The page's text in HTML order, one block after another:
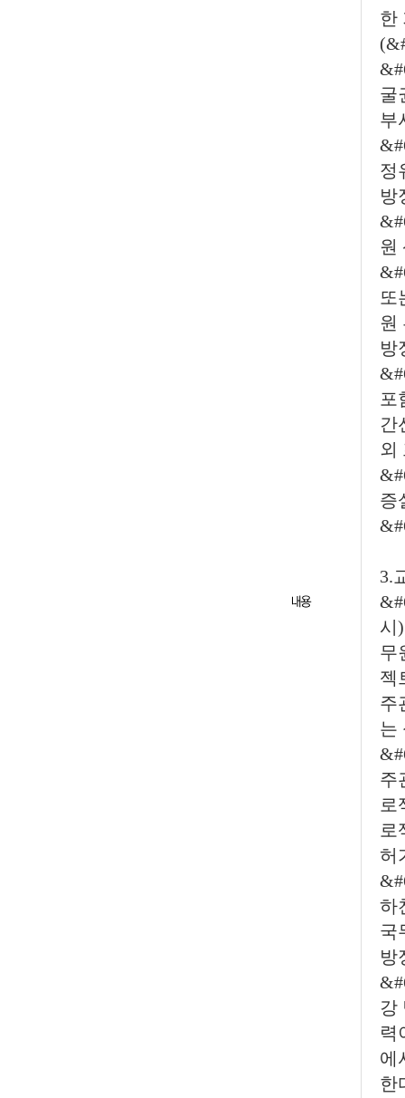
한
굴
부
정
방
원
또
원
방
포
간
외
증
3.
시
무
젝
주
는
주
로
로
허
하
국
방
강
력
에
한